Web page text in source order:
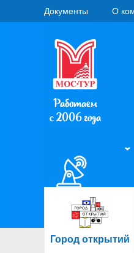
Документы О
Работаем
с 2006 года
Город открытий